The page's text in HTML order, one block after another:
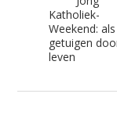
Katholiek-
Weekend: als
getuigen
leven